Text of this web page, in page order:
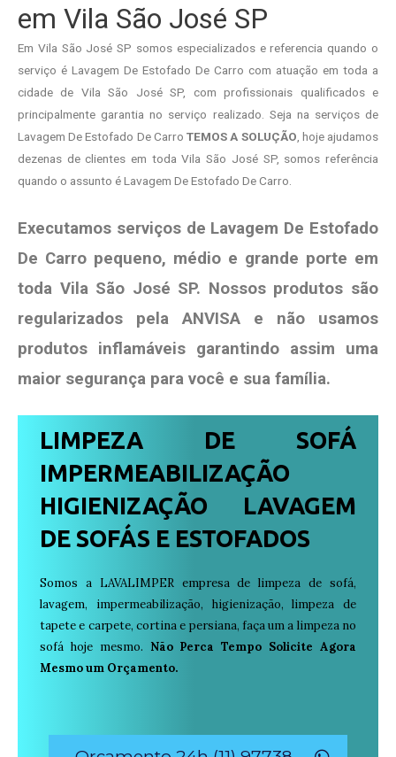
em Vila São José SP
Em Vila São José SP somos especializados e referencia quando o
serviço é Lavagem De Estofado De Carro com atuação em toda a
cidade de Vila São José SP, com profissionais qualificados e
principalmente garantia no serviço realizado. Seja na serviços de
Lavagem De Estofado De CarroTEMOS A SOLUÇÃO , hoje ajudamos
dezenas de clientes em toda Vila São José SP, somos referência
quando o assunto é Lavagem De Estofado De Carro.
Executamos serviços de Lavagem De Estofado
De Carro pequeno, médio e grande porte em
toda Vila São José SP. Nossos produtos são
regularizados pela ANVISA e não usamos
produtos inflamáveis garantindo assim uma
maior segurança para você e sua família.
LIMPEZA DE SOFÁ
IMPERMEABILIZAÇÃO
HIGIENIZAÇÃO LAVAGEM
DE SOFÁS E ESTOFADOS
Somos a LAVALIMPER empresa de limpeza de sofá,
lavagem, impermeabilização, higienização, limpeza de
tapete e carpete, cortina e persiana, faça um a limpeza no
sofá hoje mesmo. Não Perca Tempo Solicite Agora
Mesmo um Orçamento.